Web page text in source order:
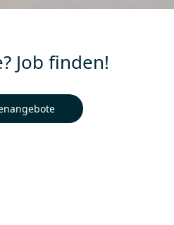
Job finden!